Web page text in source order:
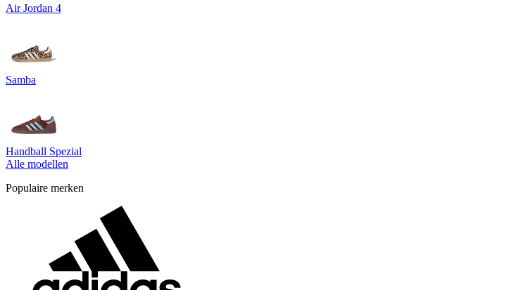
Air Jordan 4
Samba
Handball Spezial
Alle modellen
Populaire merken